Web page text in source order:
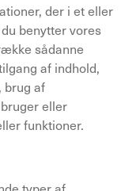
der i et eller
benytter vores
sådanne
af indhold,
brug af
eller
funktioner.